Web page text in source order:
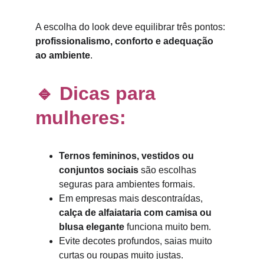
A escolha do look deve equilibrar três pontos:
profissionalismo, conforto e adequação
ao ambiente.
🔹 Dicas para
mulheres:
Ternos femininos, vestidos ou
conjuntos sociais são escolhas
seguras para ambientes formais.
Em empresas mais descontraídas,
calça de alfaiataria com camisa ou
blusa elegante funciona muito bem.
Evite decotes profundos, saias muito
curtas ou roupas muito justas.